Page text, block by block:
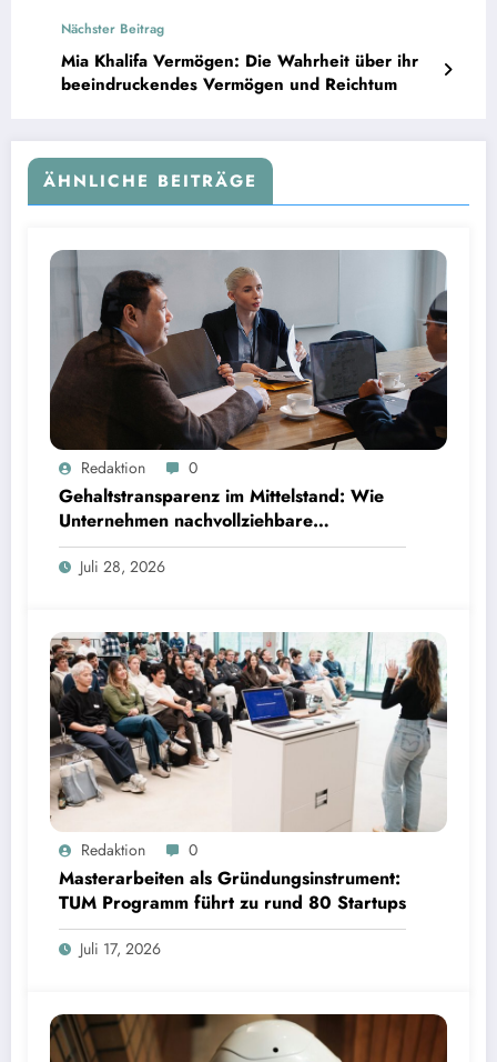
Nächster Beitrag
Mia Khalifa Vermögen: Die Wahrheit über ihr
beeindruckendes Vermögen und Reichtum
ÄHNLICHE BEITRÄGE
schaffenRedaktion 0
Gehaltstransparenz im Mittelstand: Wie
Unternehmen nachvollziehbare
Vergütungsmodelle schaffen
Juli 28, 2026
TUM
Redaktion 0
Masterarbeiten als Gründungsinstrument:
TUM Programm führt zu rund 80 Startups
Juli 17, 2026